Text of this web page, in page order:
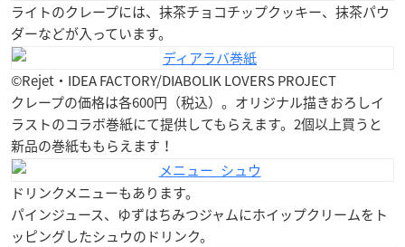
ライトのクレープには、抹茶チョコチップクッキー、抹茶パウ
ダーなどが入っています。
©Rejet・IDEA FACTORY/DIABOLIK LOVERS PROJECT
クレープの価格は各600円（税込）。オリジナル描きおろしイ
ラストのコラボ巻紙にて提供してもらえます。2個以上買うと
新品の巻紙ももらえます！
ドリンクメニューもあります。
パインジュース、ゆずはちみつジャムにホイップクリームをト
ッピングしたシュウのドリンク。